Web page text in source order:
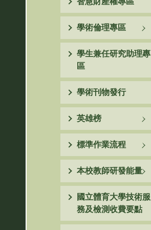
學術倫理專區
學生兼任研究助理專
區
學術刊物發行
英雄榜
標準作業流程
本校教師研發能量
國立體育大學技術服
務及檢測收費要點